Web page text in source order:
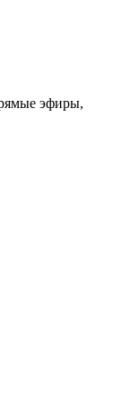
эфиры,